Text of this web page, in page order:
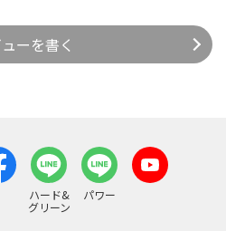
ーを書く
ハード&
グリーン
パワー